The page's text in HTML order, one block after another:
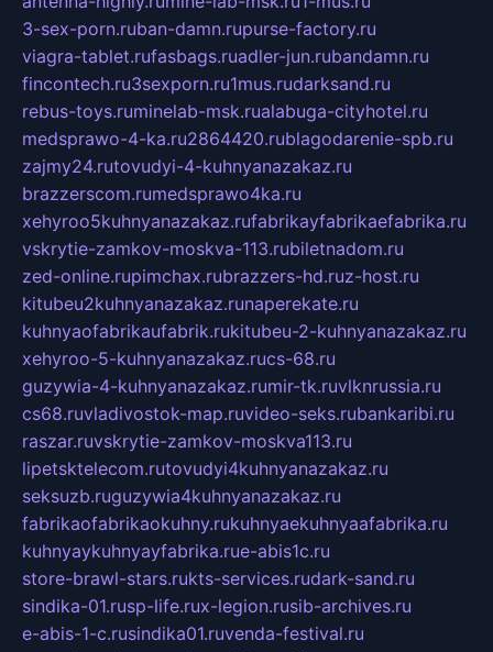
3-sex-porn.ruban-damn.rupurse-factory.ru
viagra-tablet.rufasbags.ruadler-jun.rubandamn.ru
fincontech.ru3sexporn.ru1mus.rudarksand.ru
rebus-toys.ruminelab-msk.rualabuga-cityhotel.ru
medsprawo-4-ka.ru2864420.rublagodarenie-spb.ru
zajmy24.rutovudyi-4-kuhnyanazakaz.ru
brazzerscom.rumedsprawo4ka.ru
xehyroo5kuhnyanazakaz.rufabrikayfabrikaefabrika.ru
vskrytie-zamkov-moskva-113.rubiletnadom.ru
zed-online.rupimchax.rubrazzers-hd.ruz-host.ru
kitubeu2kuhnyanazakaz.runaperekate.ru
kuhnyaofabrikaufabrik.rukitubeu-2-kuhnyanazakaz.ru
xehyroo-5-kuhnyanazakaz.rucs-68.ru
guzywia-4-kuhnyanazakaz.rumir-tk.ruvlknrussia.ru
cs68.ruvladivostok-map.ruvideo-seks.rubankaribi.ru
raszar.ruvskrytie-zamkov-moskva113.ru
lipetsktelecom.rutovudyi4kuhnyanazakaz.ru
seksuzb.ruguzywia4kuhnyanazakaz.ru
fabrikaofabrikaokuhny.rukuhnyaekuhnyaafabrika.ru
kuhnyaykuhnyayfabrika.rue-abis1c.ru
store-brawl-stars.rukts-services.rudark-sand.ru
sindika-01.rusp-life.rux-legion.rusib-archives.ru
e-abis-1-c.rusindika01.ruvenda-festival.ru